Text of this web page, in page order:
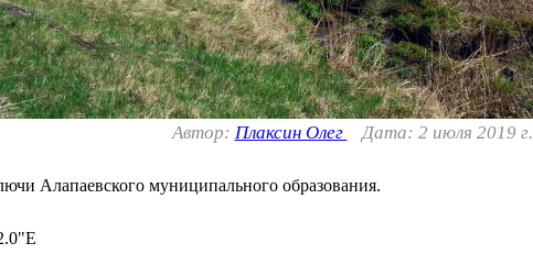
Автор: Плаксин Олег Дата: 2 июля 2019 г.
Алапаевского муниципального образования.